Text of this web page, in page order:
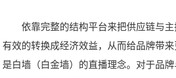
依靠完整的结构平台来把供应链与主
有效的转换成经济效益，从而给品牌带
是白墙（白金墙）的直播理念。对于品